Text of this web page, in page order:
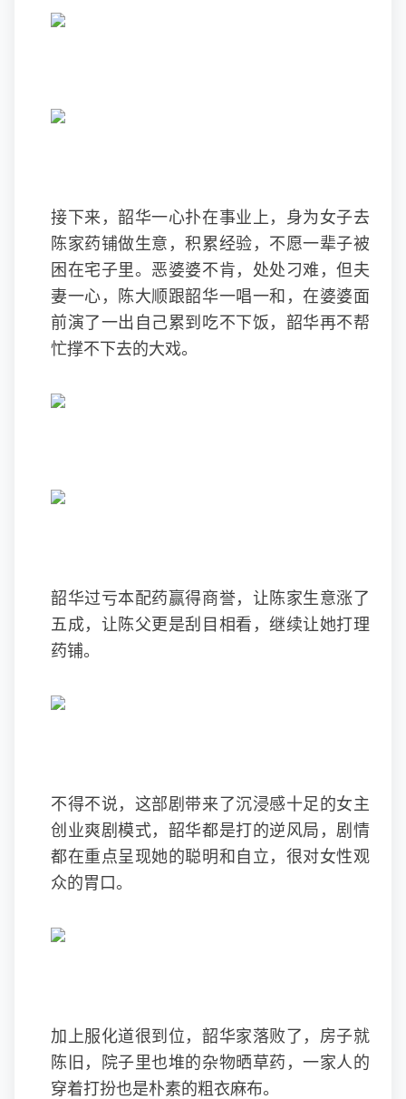
接下来，韶华一心扑在事业上，身为女子去
陈家药铺做生意，积累经验，不愿一辈子被
困在宅子里。恶婆婆不肯，处处刁难，但夫
妻一心，陈大顺跟韶华一唱一和，在婆婆面
前演了一出自己累到吃不下饭，韶华再不帮
忙撑不下去的大戏。
韶华过亏本配药赢得商誉，让陈家生意涨了
五成，让陈父更是刮目相看，继续让她打理
药铺。
不得不说，这部剧带来了沉浸感十足的女主
创业爽剧模式，韶华都是打的逆风局，剧情
都在重点呈现她的聪明和自立，很对女性观
众的胃口。
加上服化道很到位，韶华家落败了，房子就
陈旧，院子里也堆的杂物晒草药，一家人的
穿着打扮也是朴素的粗衣麻布。